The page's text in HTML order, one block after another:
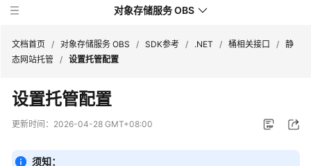
对象存储服务 OBS
最
新
动
文档首页 / 对象存储服务 OBS / SDK参考 / .NET / 桶相关接口 / 静
态网站托管 / 设置托管配置
设置托管配置
更新时间： 2026-04-28 GMT+08:00
须知：